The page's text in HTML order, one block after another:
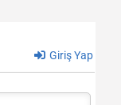
Giriş Yap